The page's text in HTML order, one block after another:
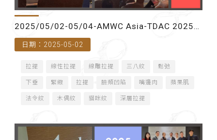
2025/05/02-05/04-AMWC Asia-TDAC 2025
臺灣皮膚科醫學會春季學術討論會(台北國際會議
中心)-講師
日期：2025-05-02
拉提 線性拉提 線雕拉提 三八紋 鬆弛
下垂 緊緻 拉提 臉頰凹陷 嘴邊肉 蘋果肌
法令紋 木偶紋 貓咪紋 深層拉提